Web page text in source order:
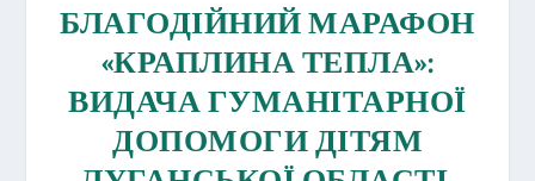
БЛАГОДІЙНИЙ МАРАФОН
«КРАПЛИНА ТЕПЛА»:
ВИДАЧА ГУМАНІТАРНОЇ
ДОПОМОГИ ДІТЯМ